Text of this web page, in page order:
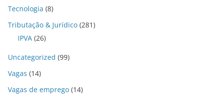
Tecnologia (8)
Tributação & Jurídico (281)
IPVA (26)
Uncategorized (99)
Vagas (14)
Vagas de emprego (14)